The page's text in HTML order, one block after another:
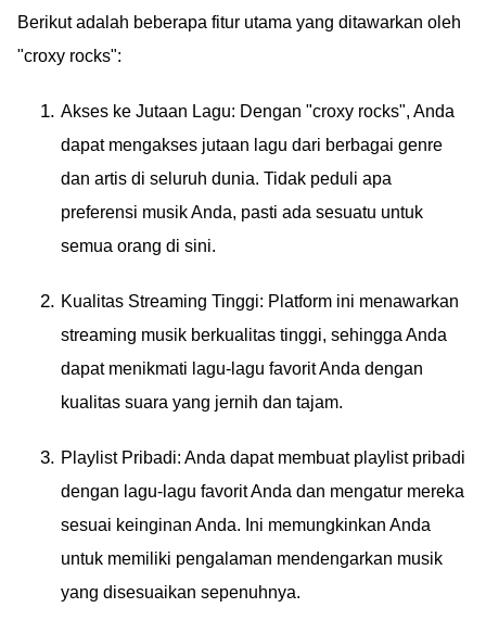
MOD APK sekarang
Berikut adalah beberapa fitur utama yang ditawarkan oleh
"croxy rocks":
Akses ke Jutaan Lagu: Dengan "croxy rocks", Anda
dapat mengakses jutaan lagu dari berbagai genre
dan artis di seluruh dunia. Tidak peduli apa
preferensi musik Anda, pasti ada sesuatu untuk
semua orang di sini.
Kualitas Streaming Tinggi: Platform ini menawarkan
streaming musik berkualitas tinggi, sehingga Anda
dapat menikmati lagu-lagu favorit Anda dengan
kualitas suara yang jernih dan tajam.
Playlist Pribadi: Anda dapat membuat playlist pribadi
dengan lagu-lagu favorit Anda dan mengatur mereka
sesuai keinginan Anda. Ini memungkinkan Anda
untuk memiliki pengalaman mendengarkan musik
yang disesuaikan sepenuhnya.